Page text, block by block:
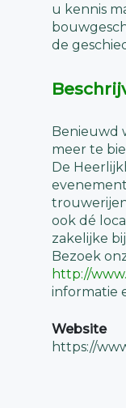
u kennis
de
Benieuwd
meer te
De
ook dé
zakelijke
Bezoek
http://
informatie
Website
https://